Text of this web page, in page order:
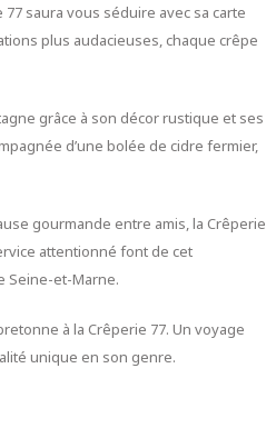
saura vous séduire avec sa carte
plus audacieuses, chaque crêpe
grâce à son décor rustique et ses
d’une bolée de cidre fermier,
gourmande entre amis, la Crêperie
attentionné font de cet
Seine-et-Marne.
à la Crêperie 77. Un voyage
unique en son genre.